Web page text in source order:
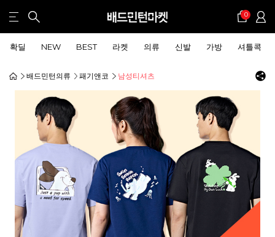
0
확딜 NEW BEST 라켓 의류 신발 가방 셔틀콕
배드민턴의류 패기앤코 남성티셔츠